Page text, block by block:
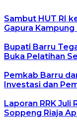
Sambut HUT RI
Gapura
Bupati Barru
Buka Pelatihan
Pemkab Barru
Investasi dan
Laporan RRK
Soppeng Riaja